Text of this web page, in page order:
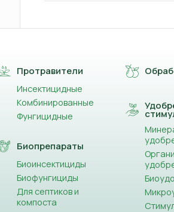
Протравители
Инсектицидные
Комбинированные
Фунгицидные
Биопрепараты
Биоинсектициды
Биофунгициды
Для септиков и
компоста